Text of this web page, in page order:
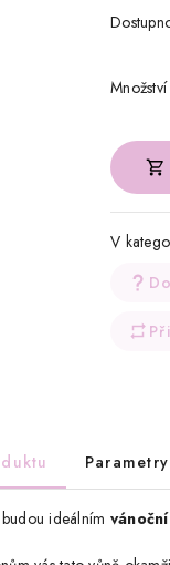
Množství
V
Parametry
ideálním